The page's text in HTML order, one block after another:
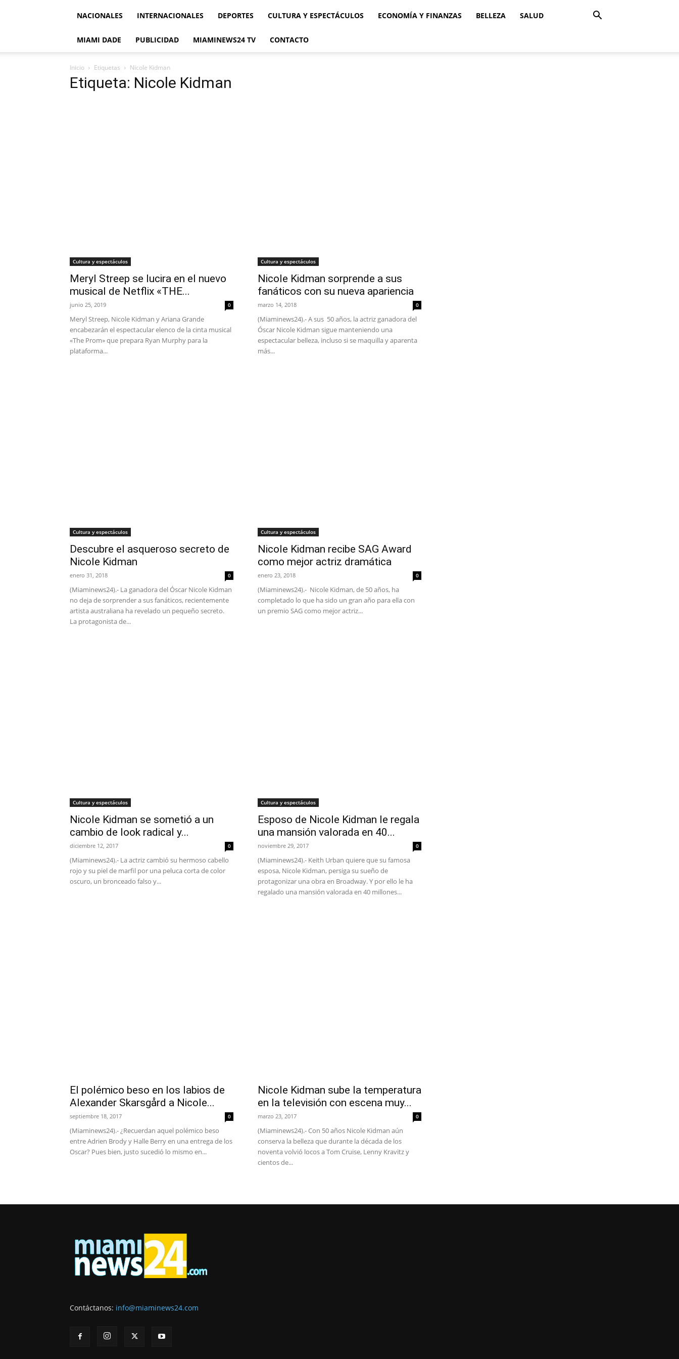
NACIONALES INTERNACIONALES DEPORTES CULTURA Y ESPECTÁCULOS ECONOMÍA Y FINANZAS BELLEZA SALUD
MIAMI DADE PUBLICIDAD MIAMINEWS24 TV CONTACTO
Inicio Etiquetas Nicole Kidman
Etiqueta: Nicole Kidman
Cultura y espectáculos
Meryl Streep se lucira en el nuevo
musical de Netflix «THE...
junio 25, 2019 0
Meryl Streep, Nicole Kidman y Ariana Grande
encabezarán el espectacular elenco de la cinta musical
«The Prom» que prepara Ryan Murphy para la
plataforma...
Cultura y espectáculos
Nicole Kidman sorprende a sus
fanáticos con su nueva apariencia
marzo 14, 2018 0
(Miaminews24).- A sus 50 años, la actriz ganadora del
Óscar Nicole Kidman sigue manteniendo una
espectacular belleza, incluso si se maquilla y aparenta
más...
Cultura y espectáculos
Descubre el asqueroso secreto de
Nicole Kidman
enero 31, 2018 0
(Miaminews24).- La ganadora del Óscar Nicole Kidman
no deja de sorprender a sus fanáticos, recientemente
artista australiana ha revelado un pequeño secreto.
La protagonista de...
Cultura y espectáculos
Nicole Kidman recibe SAG Award
como mejor actriz dramática
enero 23, 2018 0
(Miaminews24).- Nicole Kidman, de 50 años, ha
completado lo que ha sido un gran año para ella con
un premio SAG como mejor actriz...
Cultura y espectáculos
Nicole Kidman se sometió a un
cambio de look radical y...
diciembre 12, 2017 0
(Miaminews24).- La actriz cambió su hermoso cabello
rojo y su piel de marfil por una peluca corta de color
oscuro, un bronceado falso y...
Cultura y espectáculos
Esposo de Nicole Kidman le regala
una mansión valorada en 40...
noviembre 29, 2017 0
(Miaminews24).- Keith Urban quiere que su famosa
esposa, Nicole Kidman, persiga su sueño de
protagonizar una obra en Broadway. Y por ello le ha
regalado una mansión valorada en 40 millones...
El polémico beso en los labios de
Alexander Skarsgård a Nicole...
septiembre 18, 2017 0
(Miaminews24).- ¿Recuerdan aquel polémico beso
entre Adrien Brody y Halle Berry en una entrega de los
Oscar? Pues bien, justo sucedió lo mismo en...
Nicole Kidman sube la temperatura
en la televisión con escena muy...
marzo 23, 2017 0
(Miaminews24).- Con 50 años Nicole Kidman aún
conserva la belleza que durante la década de los
noventa volvió locos a Tom Cruise, Lenny Kravitz y
cientos de...
Contáctanos: info@miaminews24.com